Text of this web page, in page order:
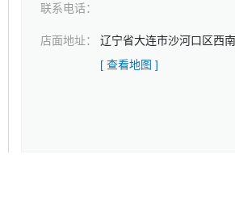
联系电话：
店面地址：
辽宁省大连市沙河口区西
[ 查看地图 ]